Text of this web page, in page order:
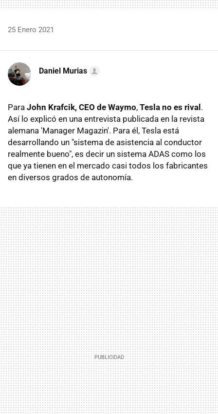
25 Enero 2021
Daniel Murias
Para John Krafcik, CEO de Waymo, Tesla no es rival.
Así lo explicó en una entrevista publicada en la revista
alemana 'Manager Magazin'. Para él, Tesla está
desarrollando un "sistema de asistencia al conductor
realmente bueno", es decir un sistema ADAS como los
que ya tienen en el mercado casi todos los fabricantes
en diversos grados de autonomía.